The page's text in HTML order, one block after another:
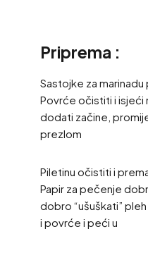
Priprema :
Sastojke za
Povrće očistiti i isjeći
dodati začine,
prezlom
Piletinu očistiti i
Papir za pečenje
dobro “ušuškati”
i povrće i peći u